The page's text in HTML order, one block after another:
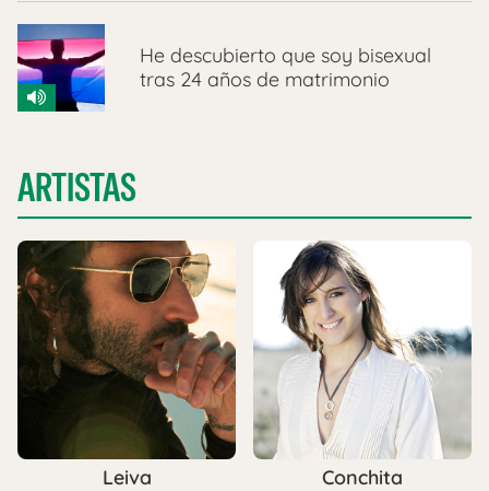
He descubierto que soy bisexual
tras 24 años de matrimonio
ARTISTAS
Leiva Conchita